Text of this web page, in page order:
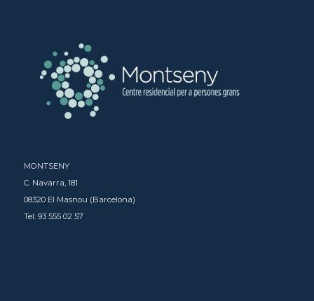
MONTSENY
C. Navarra, 181
08320 El Masnou (Barcelona)
Tel. 93 555 02 57